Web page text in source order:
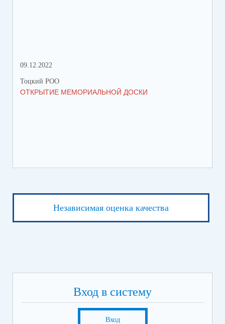
09.12.2022
Тоцкий РОО
ОТКРЫТИЕ МЕМОРИАЛЬНОЙ ДОСКИ
Независимая оценка качества
Вход в систему
Вход